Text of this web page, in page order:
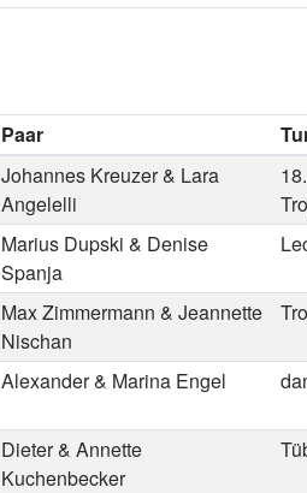
Paar
Johannes Kreuzer & Lara
Angelelli
Marius Dupski & Denise
Spanja
Max Zimmermann & Jeannette
Nischan
Alexander & Marina Engel
Dieter & Annette
Kuchenbecker